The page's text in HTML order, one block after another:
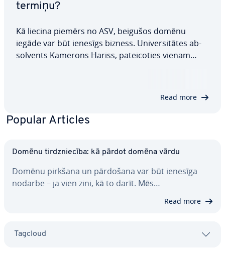
termiņu?
Kā liecina piemērs no ASV, beigušos domēnu
iegāde var būt ienesīgs bizness. Uni­ver­si­tā­tes ab­
sol­vents Kamerons Hariss, pa­tei­co­ties vienam
Read more
Popular Articles
Domēnu tirdznie­cī­ba: kā pārdot domēna vārdu
Domēnu pirkšana un pārdošana var būt ienesīga
nodarbe – ja vien zini, kā to darīt. Mēs…
Read more
Tagcloud